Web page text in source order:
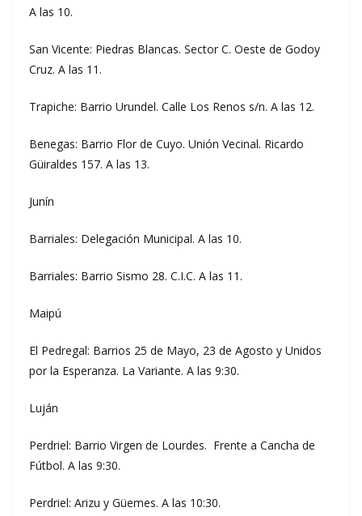
A las 10.
San Vicente: Piedras Blancas. Sector C. Oeste de Godoy
Cruz. A las 11.
Trapiche: Barrio Urundel. Calle Los Renos s/n. A las 12.
Benegas: Barrio Flor de Cuyo. Unión Vecinal. Ricardo
Güiraldes 157. A las 13.
Junín
Barriales: Delegación Municipal. A las 10.
Barriales: Barrio Sismo 28. C.I.C. A las 11.
Maipú
El Pedregal: Barrios 25 de Mayo, 23 de Agosto y Unidos
por la Esperanza. La Variante. A las 9:30.
Luján
Perdriel: Barrio Virgen de Lourdes. Frente a Cancha de
Fútbol. A las 9:30.
Perdriel: Arizu y Güemes. A las 10:30.